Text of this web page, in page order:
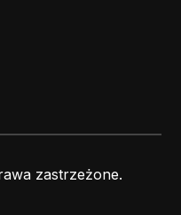
zastrzeżone.